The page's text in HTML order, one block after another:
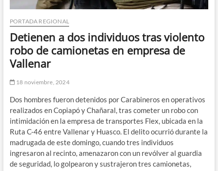
PORTADA REGIONAL
Detienen a dos individuos tras violento
robo de camionetas en empresa de
Vallenar
18 noviembre, 2024
Dos hombres fueron detenidos por Carabineros en operativos
realizados en Copiapó y Chañaral, tras cometer un robo con
intimidación en la empresa de transportes Flex, ubicada en la
Ruta C-46 entre Vallenar y Huasco. El delito ocurrió durante la
madrugada de este domingo, cuando tres individuos
ingresaron al recinto, amenazaron con un revólver al guardia
de seguridad, lo golpearon y sustrajeron tres camionetas,